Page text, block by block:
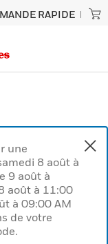
RAPIDE
une
8 août à
9 août à
août à 11:00
à 09:00 AM
de votre